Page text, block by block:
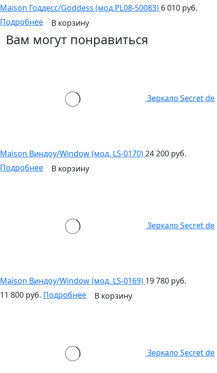
Maison Годдесс/Goddess (мод.PL08-50083) 6 010 руб.
Подробнее
В корзину
Вам могут понравиться
Зеркало Secret de
Maison Виндоу/Window (мод. LS-0170)24 200 руб.
Подробнее
В корзину
Зеркало Secret de
Maison Виндоу/Window (мод. LS-0169) 19 780 руб.
11 800 руб. Подробнее В корзину
Зеркало Secret de